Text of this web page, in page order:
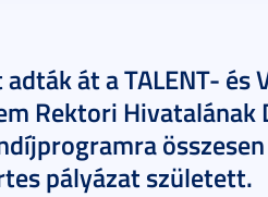
át a TALENT-
Rektori Hivatalának
pályázat született.